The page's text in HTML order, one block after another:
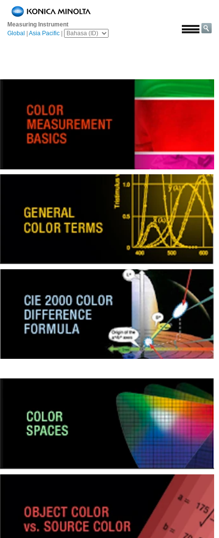
Measuring Instrument
Global
Asia Pacific
Beranda
Solusi
&
Otomotif
Bahan
Bangunan
Kimia
Perawatan
Farmasi
Plastik
Tekstil
Pengukuran
Warna
Pencitraan
Pengukuran
Cahaya
Pengukuran